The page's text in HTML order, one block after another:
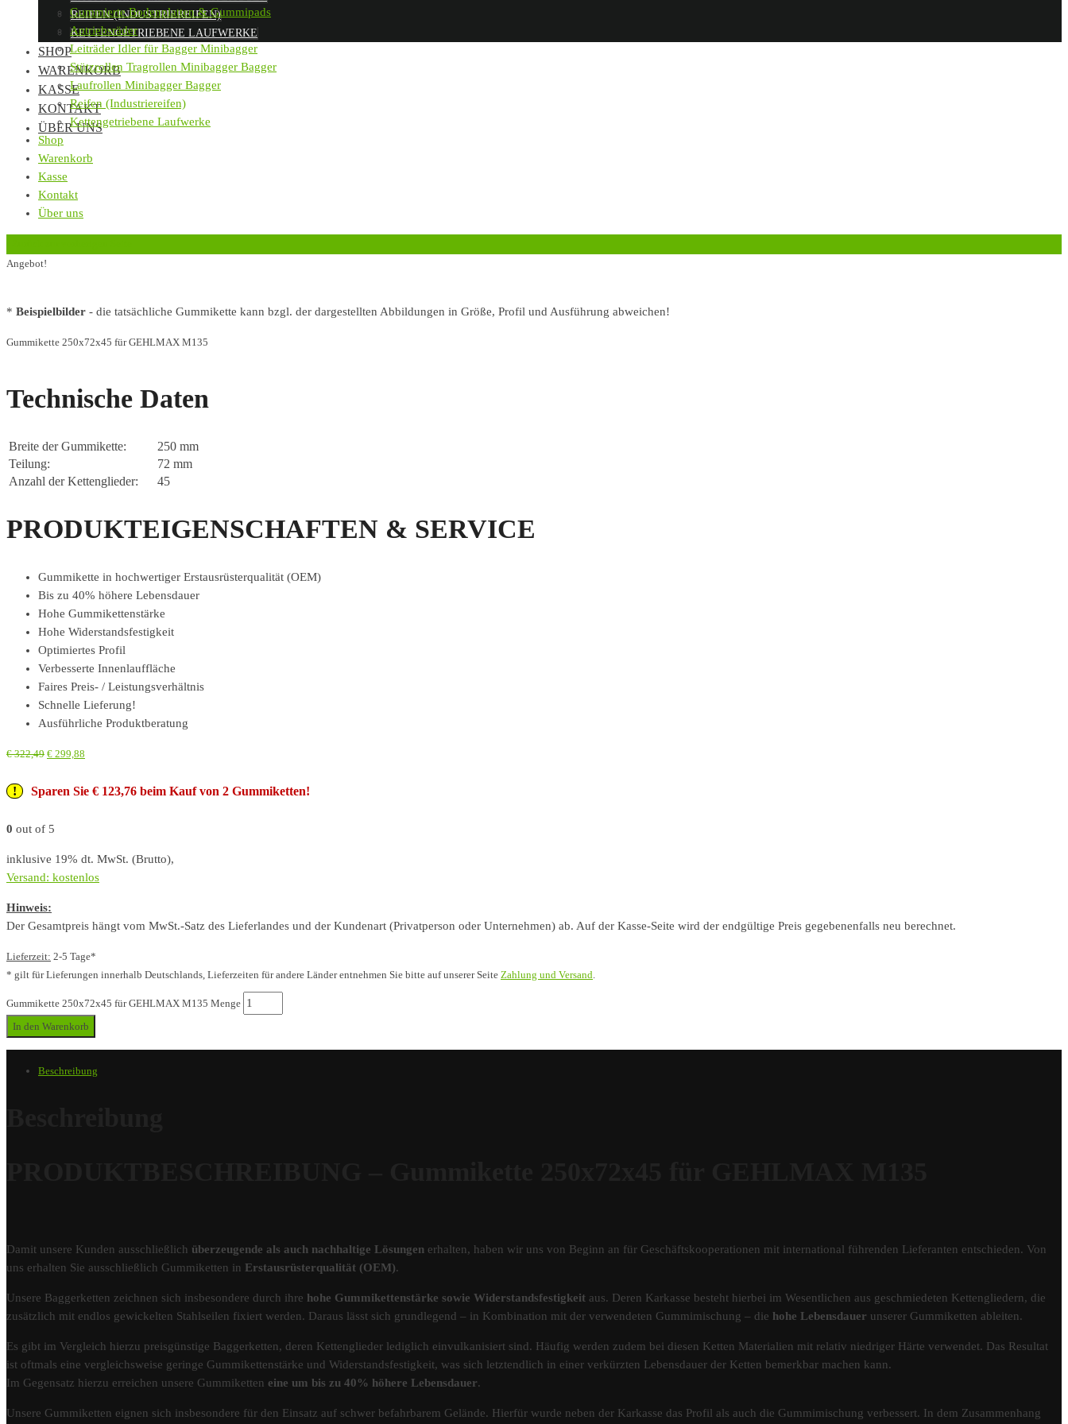
REIFEN (INDUSTRIEREIFEN)
KETTENGETRIEBENE LAUFWERKE
SHOP
WARENKORB
KASSE
KONTAKT
ÜBER UNS
Gummierte Bodenplatten & Gummipads
Antriebsräder
Leiträder Idler für Bagger Minibagger
Stützrollen Tragrollen Minibagger Bagger
Laufrollen Minibagger Bagger
Reifen (Industriereifen)
Kettengetriebene Laufwerke
Shop
Warenkorb
Kasse
Kontakt
Über uns
Angebot!
* Beispielbilder - die tatsächliche Gummikette kann bzgl. der dargestellten Abbildungen in Größe, Profil und Ausführung abweichen!
Gummikette 250x72x45 für GEHLMAX M135
Technische Daten
Breite der Gummikette:
250 mm
Teilung:
72 mm
Anzahl der Kettenglieder:
45
PRODUKTEIGENSCHAFTEN & SERVICE
Gummikette in hochwertiger Erstausrüsterqualität (OEM)
Bis zu 40% höhere Lebensdauer
Hohe Gummikettenstärke
Hohe Widerstandsfestigkeit
Optimiertes Profil
Verbesserte Innenlauffläche
Faires Preis- / Leistungsverhältnis
Schnelle Lieferung!
Ausführliche Produktberatung
€322,49 € 299,88
Sparen Sie € 123,76 beim Kauf von 2 Gummiketten!
0 out of 5
inklusive 19% dt. MwSt. (Brutto),
Versand: kostenlos
Hinweis:
Der Gesamtpreis hängt vom MwSt.-Satz des Lieferlandes und der Kundenart (Privatperson oder Unternehmen) ab. Auf der Kasse-Seite wird der endgültige Preis gegebenenfalls neu berechnet.
Lieferzeit: 2-5 Tage*
* gilt für Lieferungen innerhalb Deutschlands, Lieferzeiten für andere Länder entnehmen Sie bitte auf unserer Seite Zahlung und Versand
Gummikette 250x72x45 für GEHLMAX M135 Menge
In den Warenkorb
Beschreibung
Damit unsere Kunden ausschließlich überzeugende als auch nachhaltige Lösungen erhalten, haben wir uns von Beginn an für Geschäftskooperationen mit international führenden Lieferanten entschieden. Von
uns erhalten Sie ausschließlich Gummiketten in Erstausrüsterqualität (OEM).
Unsere Baggerketten zeichnen sich insbesondere durch ihre hohe Gummikettenstärke sowie Widerstandsfestigkeit aus. Deren Karkasse besteht hierbei im Wesentlichen aus geschmiedeten Kettengliedern, die
zusätzlich mit endlos gewickelten Stahlseilen fixiert werden. Daraus lässt sich grundlegend – in Kombination mit der verwendeten Gummimischung – die hohe Lebensdauer unserer Gummiketten ableiten.
Es gibt im Vergleich hierzu preisgünstige Baggerketten, deren Kettenglieder lediglich einvulkanisiert sind. Häufig werden zudem bei diesen Ketten Materialien mit relativ niedriger Härte verwendet. Das Resultat
ist oftmals eine vergleichsweise geringe Gummikettenstärke und Widerstandsfestigkeit, was sich letztendlich in einer verkürzten Lebensdauer der Ketten bemerkbar machen kann.
Im Gegensatz hierzu erreichen unsere Gummiketten eine um bis zu 40% höhere Lebensdauer.
Unsere Gummiketten eignen sich insbesondere für den Einsatz auf schwer befahrbarem Gelände. Hierfür wurde neben der Karkasse das Profil als auch die Gummimischung verbessert. In dem Zusammenhang